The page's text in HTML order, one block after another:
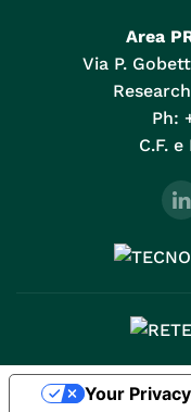
Area
Via P.
Ph:
C.F. e
Your